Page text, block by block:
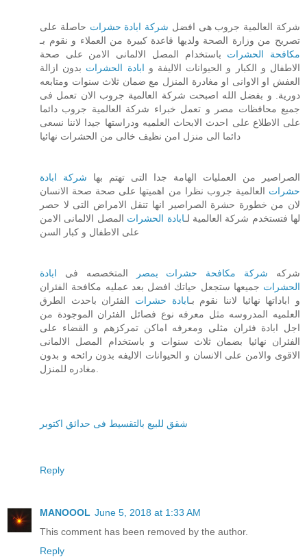
شركة العالمية جروب هى افضل شركة ابادة حشرات حاصلة على
تصريح من وزارة الصحة ولديها قاعدة كبيرة من العملاء و نقوم بـ
مكافحة الحشرات باستخدام المصل الالمانى الامن على صحة
الاطفال و الكبار و الحيوانات الاليفة و ابادة الحشرات بدون ازالة
العفش او الاوانى او مغادرة المنزل مع ضمان ثلاث سنوات ومتابعه
دورية. و بفضل الله اصبحت شركة العالمية جروب الان تعمل فى
جميع محافظات مصر و تعمل خبراء شركة العالمية جروب دائما
على الاطلاع على احدث الابحاث العلميه ودراستها جيدا لاننا نسعى
دائما الى منزل امن نظيف خالى من الحشرات نهائيا
الصراصير من العمليات الهامة جدا التى تهتم بها شركة ابادة
حشرات العالمية جروب نظرا من اهميتها على صحة صحة الانسان
لان من خطورة حشرة الصراصير انها تنقل الامراض التى لا حصر
لها فتستخدم شركة العالمية لـابادة الحشرات المصل الالمانى الامن
على الاطفال و كبار السن
شركه شركة مكافحة حشرات بمصر المتخصصه فى ابادة
الحشرات جميعها ستجعل حياتك افضل بعد عمليه مكافحة الفئران
و اباداتها نهائيا لاننا نقوم بـابادة حشرات الفئران باحدث الطرق
العلميه المدروسه مثل معرفه نوع فصائل الفئران الموجودة من
اجل ابادة فئران مثلى ومعرفه اماكن تمركزهم و القضاء على
الفئران نهائيا بضمان ثلاث سنوات و باستخدام المصل الالمانى
الاقوى والامن على الانسان و الحيوانات الاليفه بدون رائحه و بدون
شقق للبيع بالتقسيط فى حدائق اكتوبر
Reply
MANOOOL June 5, 2018 at 1:33 AM
This comment has been removed by the author.
Reply